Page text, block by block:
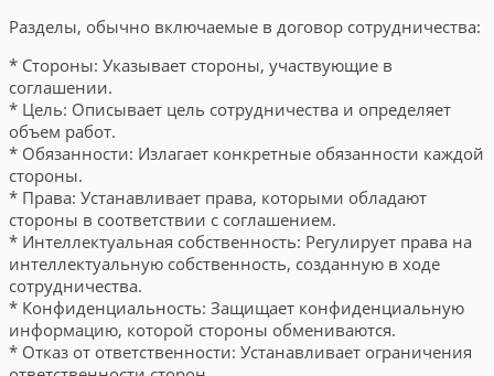
Разделы, обычно включаемые в договор сотрудничества:
* Стороны: Указывает стороны, участвующие в
соглашении.
* Цель: Описывает цель сотрудничества и определяет
объем работ.
* Обязанности: Излагает конкретные обязанности каждой
стороны.
* Права: Устанавливает права, которыми обладают
стороны в соответствии с соглашением.
* Интеллектуальная собственность: Регулирует права на
интеллектуальную собственность, созданную в ходе
сотрудничества.
* Конфиденциальность: Защищает конфиденциальную
информацию, которой стороны обмениваются.
* Отказ от ответственности: Устанавливает ограничения